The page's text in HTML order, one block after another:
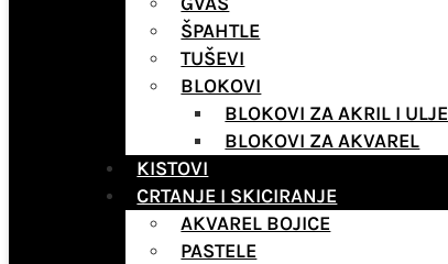
ŠPAHTLE
TUŠEVI
BLOKOVI
BLOKOVI ZA AKRIL I ULJE
BLOKOVI ZA AKVAREL
KISTOVI
CRTANJE I SKICIRANJE
AKVAREL BOJICE
PASTELE